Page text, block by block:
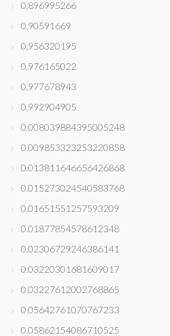
0,896995266
0,90591669
0,956320195
0,976165022
0,977678943
0,992904905
0.008039884395005248
0.009853323253220858
0.013811646656426868
0.015273024540583768
0.01651551257593209
0.01877854578612348
0.02306729246386141
0.03220301681609017
0.03227612002768865
0.05642761070767233
0.05862154086710525